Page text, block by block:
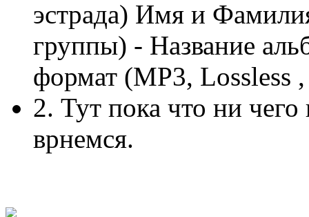
эстрада) Имя и
группы) - Название
формат (MP3, Lossless
2. Тут пока что ни
врнемся.